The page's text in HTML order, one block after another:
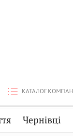
КАТАЛОГ
Чернівці